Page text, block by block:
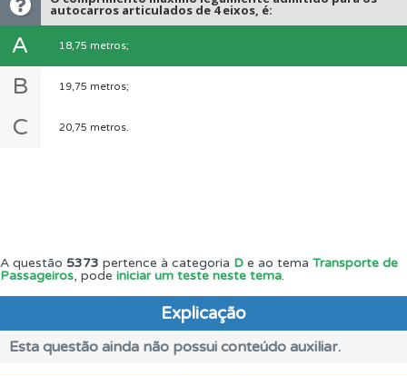
autocarros articulados de 4 eixos, é:
A 18,75 metros;
B 19,75 metros;
C 20,75 metros.
A questão 5373 pertence à categoria D e ao tema Transporte de
Passageiros, pode iniciar um teste neste tema.
Explicação
Esta questão ainda não possui conteúdo auxiliar.